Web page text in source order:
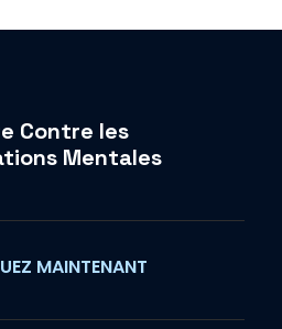
Contre les
Mentales
MAINTENANT